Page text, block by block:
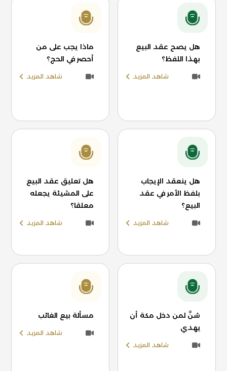
هل يصح عقد البيع
بهذا اللفظ؟
شاهد المزيد
ماذا يجب على من
أحصر في الحج؟
شاهد المزيد
هل ينعقد الإيجاب
بلفظ الأمر في عقد
البيع؟
شاهد المزيد
هل تعليق عقد البيع
على المشيئة يجعله
معلقا؟
شاهد المزيد
سُنَّ لمن دخل مكة أن
يهدي
شاهد المزيد
مسألة بيع الغائب
شاهد المزيد